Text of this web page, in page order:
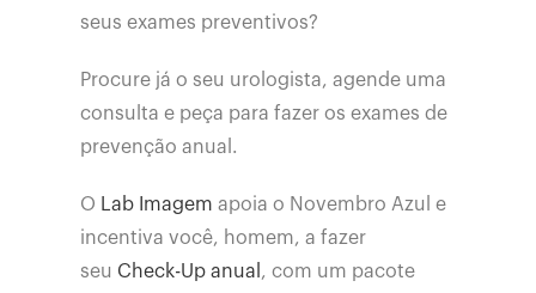
seus exames preventivos?
Procure já o seu urologista, agende uma
consulta e peça para fazer os exames de
prevenção anual.
O Lab Imagem apoia o Novembro Azul e
incentiva você, homem, a fazer
seu Check-Up anual , com um pacote